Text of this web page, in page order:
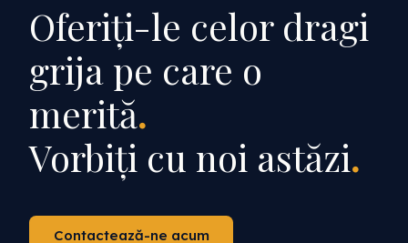
Oferiți-le celor dragi
grija pe care o
merită.
Vorbiți cu noi astăzi.
Contactează-ne acum